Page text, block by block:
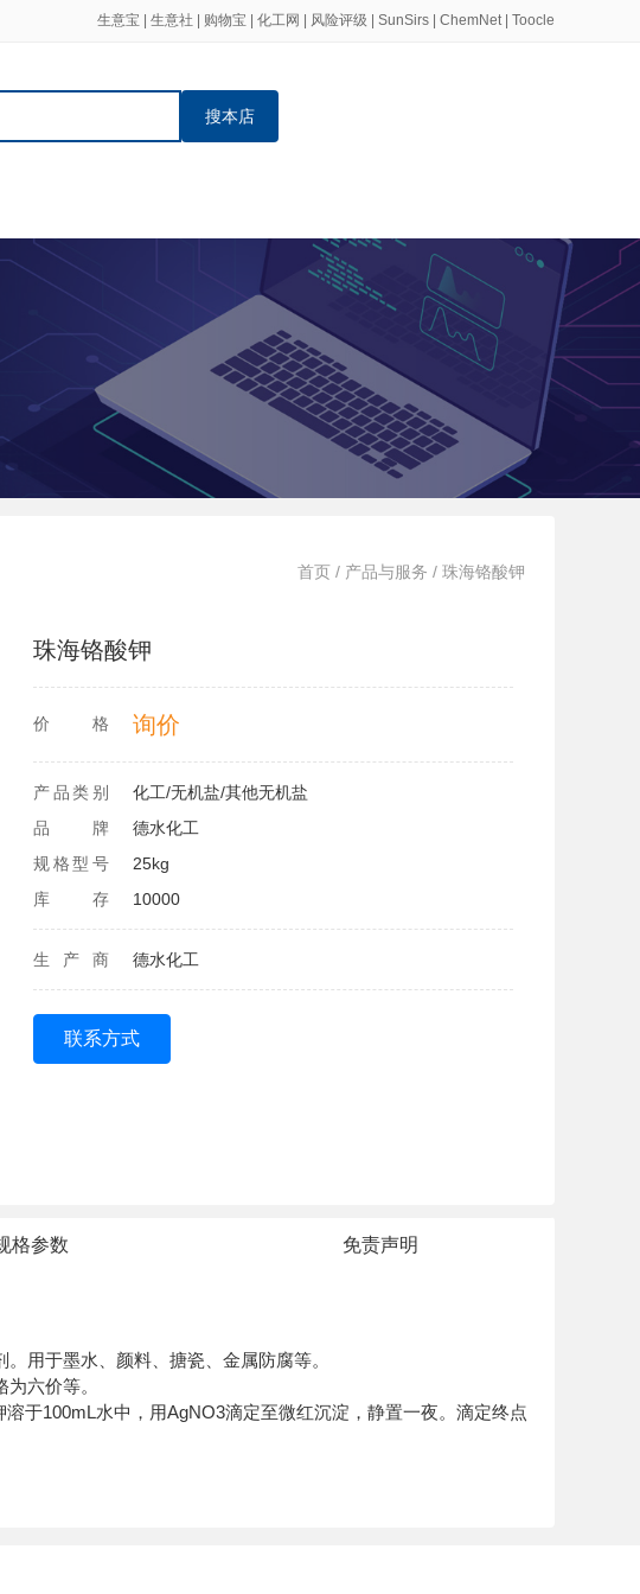
生意宝 生意社 购物宝 化工网 风险评级 SunSirs ChemNet| Toocle
搜本店
首页 / 产品与服务 / 珠海铬酸钾
珠海铬酸钾
价格 询价
产品类别
化工/无机盐/其他无机盐
品牌
德水化工
规格型号
25kg
库存
10000
生产商 德水化工
联系方式
格参数 免责声明
用于墨水、颜料、搪瓷、金属防腐等。
六价等。
于100mL水中，用AgNO3滴定至微红沉淀，静置一夜。滴定终点